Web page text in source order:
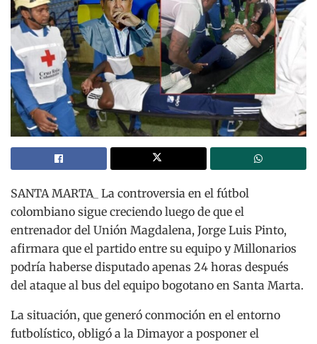
SANTA MARTA_ La controversia en el fútbol
colombiano sigue creciendo luego de que el
entrenador del Unión Magdalena, Jorge Luis Pinto,
afirmara que el partido entre su equipo y Millonarios
podría haberse disputado apenas 24 horas después
del ataque al bus del equipo bogotano en Santa Marta.
La situación, que generó conmoción en el entorno
futbolístico, obligó a la Dimayor a posponer el